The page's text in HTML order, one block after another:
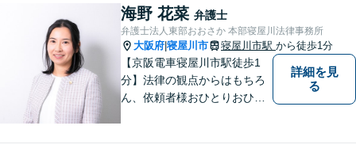
ションを大切にして、さまざ
まな問題の解決に向けてサポ
ートさせていただきます。
海野 花菜 弁護士
弁護士法人東部おおさか 本部寝屋川法律事務所
大阪府 寝屋川市 寝屋川市駅 から徒歩1分
【京阪電車寝屋川市駅徒歩1
分】法律の観点からはもちろ
ん、依頼者様おひとりおひと
詳細を見
る